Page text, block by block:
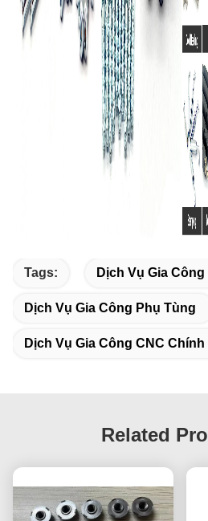
Tags: Dịch Vụ Gia
Dịch Vụ Gia Công Phụ Tùng
Dịch Vụ Gia Công CNC Chính
Related